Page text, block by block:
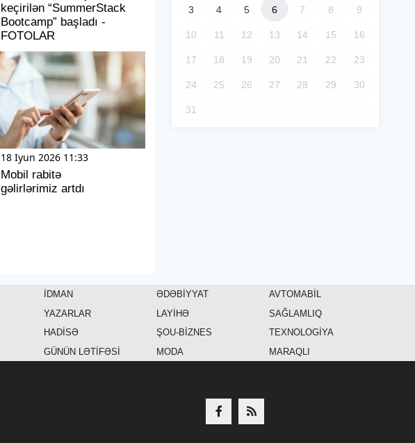
keçirilən “SummerStack
Bootcamp” başladı -
FOTOLAR
18 Iyun 2026 11:33
Mobil rabitə
gəlirlərimiz artdı
3 4 5 6 7 8 9
10 11 12 13 14 15 16
17 18 19 20 21 22 23
24 25 26 27 28 29 30
31
İDMAN
YAZARLAR
HADİSƏ
GÜNÜN LƏTİFƏSİ
ƏDƏBİYYAT
LAYİHƏ
ŞOU-BİZNES
MODA
AVTOMABİL
SAĞLAMLIQ
TEXNOLOGİYA
MARAQLI